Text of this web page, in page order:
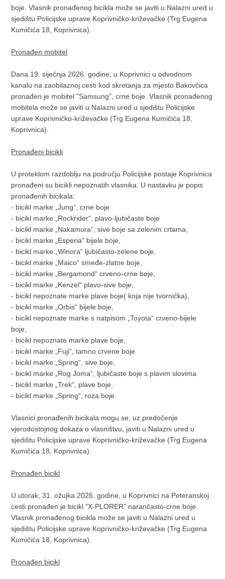
boje. Vlasnik pronađenog bicikla može se javiti u Nalazni ured u
sjedištu Policijske uprave Koprivničko-križevačke (Trg Eugena
Kumičića 18, Koprivnica).
Pronađen mobitel
Dana 19. siječnja 2026. godine, u Koprivnici u odvodnom
kanalu na zaobilaznoj cesti kod skretanja za mjesto Bakovčica
pronađen je mobitel "Samsung", crne boje. Vlasnik pronađenog
mobitela može se javiti u Nalazni ured u sjedištu Policijske
uprave Koprivničko-križevačke (Trg Eugena Kumičića 18,
Koprivnica).
Pronađeni bicikli
U proteklom razdoblju na području Policijske postaje Koprivnica
pronađeni su bicikli nepoznatih vlasnika. U nastavku je popis
pronađenih bicikala:
- bicikl marke „Jung“, crne boje
- bicikl marke „Rockrider“, plavo-ljubičaste boje
- bicikl marke „Nakamura“, sive boje sa zelenim crtama,
- bicikl marke „Esperia“ bijele boje,
- bicikl marke „Winora“ ljubičasto-zelene boje,
- bicikl marke „Maico“ smeđe-zlatne boje,
- bicikl marke „Bergamond“ crveno-crne boje,
- bicikl marke „Kenzel“ plavo-sive boje,
- bicikl nepoznate marke plave boje( koja nije tvornička),
- bicikl marke „Orbis“ bijele boje,
- bicikl nepoznate marke s natpisom „Toyota“ crveno-bijele
boje,
- bicikl nepoznate marke plave boje,
- bicikl marke „Fuji“, tamno crvene boje
- bicikl marke „Spring“, sive boje,
- bicikl marke „Rog Joma“, ljubičaste boje s plavim slovima
- bicikl marke „Trek“, plave boje,
- bicikl marke „Spring“, roza boje.
Vlasnici pronađenih bicikala mogu se, uz predočenje
vjerodostojnog dokaza o vlasništvu, javiti u Nalazni ured u
sjedištu Policijske uprave Koprivničko-križevačke (Trg Eugena
Kumičića 18, Koprivnica).
Pronađen bicikl
U utorak, 31. ožujka 2026. godine, u Koprivnici na Peteranskoj
cesti pronađen je bicikl "X-PLORER" narančasto-crne boje.
Vlasnik pronađenog bicikla može se javiti u Nalazni ured u
sjedištu Policijske uprave Koprivničko-križevačke (Trg Eugena
Kumičića 18, Koprivnica).
Pronađen bicikl